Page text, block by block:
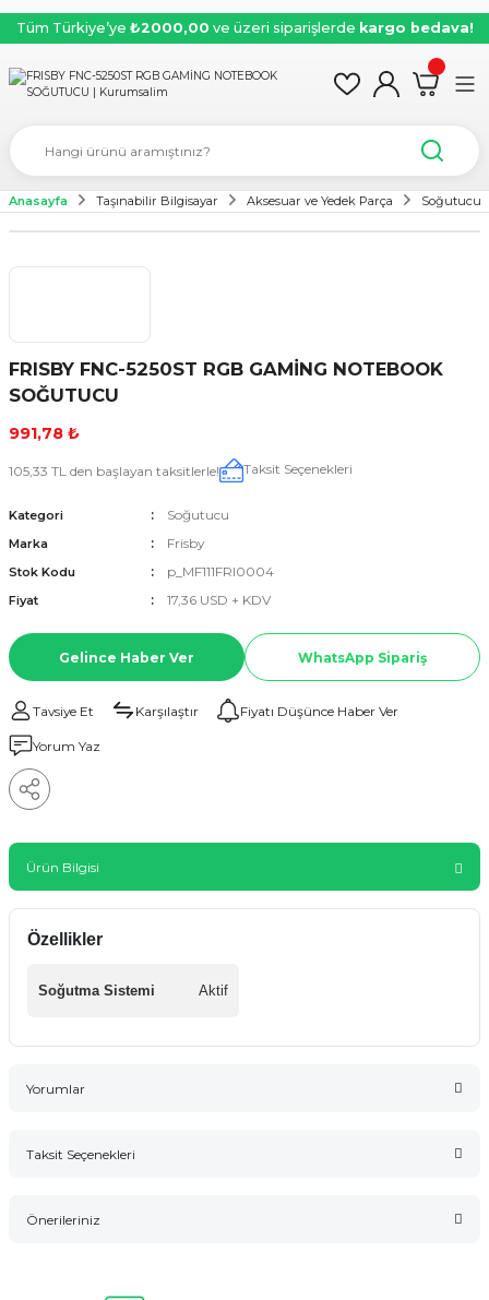
Tüm Türkiye’ye ₺2000,00 ve üzeri siparişlerde kargo bedava!
Anasayfa Taşınabilir Bilgisayar Aksesuar ve Yedek Parça Soğutucu
FRISBY FNC-5250ST RGB GAMİNG NOTEBOOK
SOĞUTUCU
991,78 ₺
105,33 TL den başlayan taksitlerle! Taksit Seçenekleri
Kategori Soğutucu
Marka Frisby
Stok Kodu p_MF111FRI0004
Fiyat 17,36 USD + KDV
Gelince Haber Ver WhatsApp Sipariş
Tavsiye Et Karşılaştır Fiyatı Düşünce Haber Ver
Yorum Yaz
Ürün Bilgisi
Özellikler
Soğutma Sistemi Aktif
Yorumlar
Taksit Seçenekleri
Önerileriniz